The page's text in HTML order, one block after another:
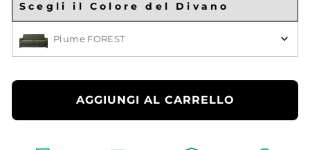
Scegli il Colore del Divano
Plume FOREST
AGGIUNGI AL CARRELLO